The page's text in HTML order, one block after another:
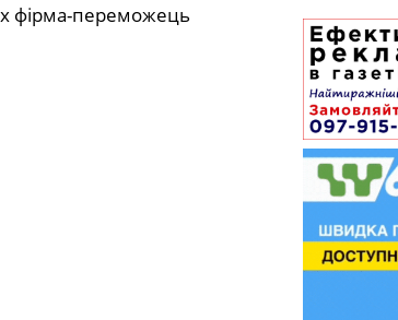
фірма-переможець